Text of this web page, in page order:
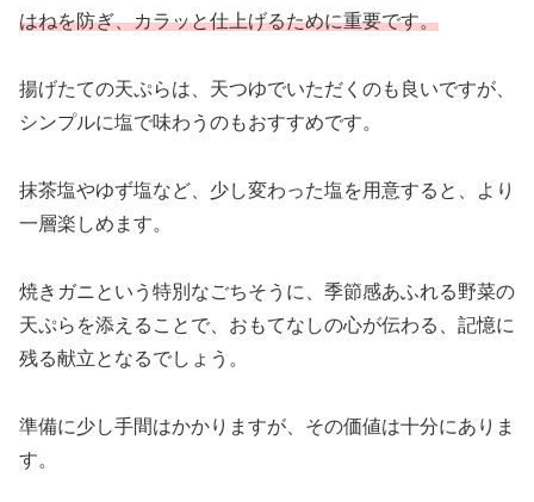
はねを防ぎ、カラッと仕上げるために重要です。
揚げたての天ぷらは、天つゆでいただくのも良いですが、
シンプルに塩で味わうのもおすすめです。
抹茶塩やゆず塩など、少し変わった塩を用意すると、より
一層楽しめます。
焼きガニという特別なごちそうに、季節感あふれる野菜の
天ぷらを添えることで、おもてなしの心が伝わる、記憶に
残る献立となるでしょう。
準備に少し手間はかかりますが、その価値は十分にありま
す。